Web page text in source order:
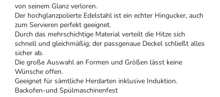
von seinem Glanz verloren.
Der hochglanzpolierte Edelstahl ist ein echter Hingucker, auch
zum Servieren perfekt geeignet.
Durch das mehrschichtige Material verteilt die Hitze sich
schnell und gleichmäßig; der passgenaue Deckel schließt alles
sicher ab.
Die große Auswahl an Formen und Größen lässt keine
Wünsche offen.
Geeignet für sämtliche Herdarten inklusive Induktion.
Backofen-und Spülmaschinenfest